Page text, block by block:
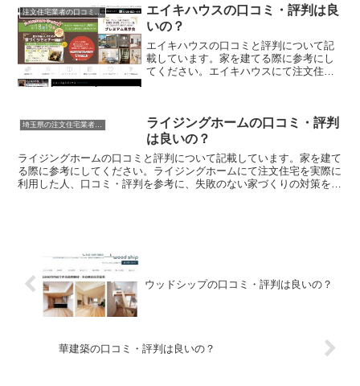
注文住宅業者の口コミと評判、体験談
エイキハウスの口コミ・評判は良
いの？
エイキハウスの口コミと評判について記
載しています。家を建てる際に参考にし
てください。エイキハウスにて注文住宅
ライジングホームの口コミ・評判
は良いの？
ライジングホームの口コミと評判について記載しています。家を建て
る際に参考にしてください。ライジングホームにて注文住宅を実際に
利用した人、口コミ・評判を参考に、失敗のない家づくりの対策を取
ウッドシップの口コミ・評判は良いの？
華建築の口コミ・評判は良いの？